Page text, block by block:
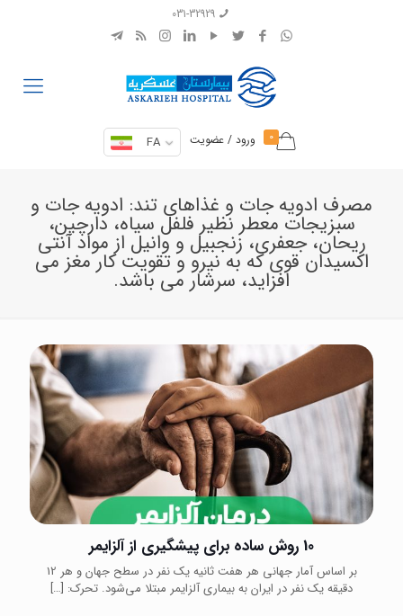
031-32929
0 ورود / عضویت FA
مصرف ادویه جات و غذاهای تند: ادویه جات و
سبزیجات معطر نظیر فلفل سیاه، دارچین،
ریحان، جعفری، زنجبیل و وانیل از مواد آنتی
اکسیدان قوی که به نیرو و تقویت کار مغز می
افزاید، سرشار می باشد.
10 روش ساده برای پیشگیری از آلزایمر
بر اساس آمار جهانی هر هفت ثانیه یک نفر در سطح جهان و هر 12
دقیقه یک نفر در ایران به بیماری آلزایمر مبتلا می‌شود. تحرک: […]